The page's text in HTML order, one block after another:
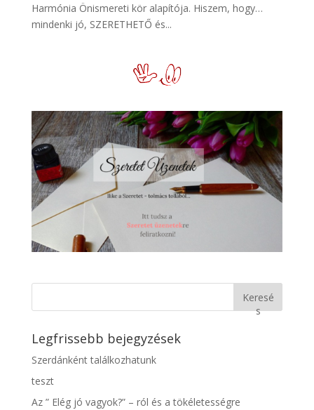
Harmónia Önismereti kör alapítója. Hiszem, hogy…
mindenki jó, SZERETHETŐ és...
Keresé
s
Legfrissebb bejegyzések
Szerdánként találkozhatunk
teszt
Az ” Elég jó vagyok?” – ról és a tökéletességre